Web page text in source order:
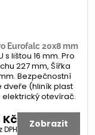
Eurofalc 20x8 mm
lištou 16 mm. Pro
227 mm, Šířka
Bezpečnostní
dveře (hliník plast
otevírač.
Kč
DPH Zobrazit